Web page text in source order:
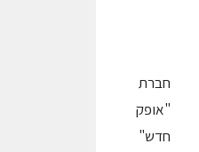
חברת
"אופק
חדש"